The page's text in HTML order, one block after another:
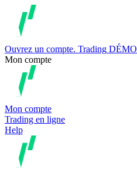
Ouvrez un compte. Trading DÉMO
Mon compte
Mon compte
Trading en ligne
Help